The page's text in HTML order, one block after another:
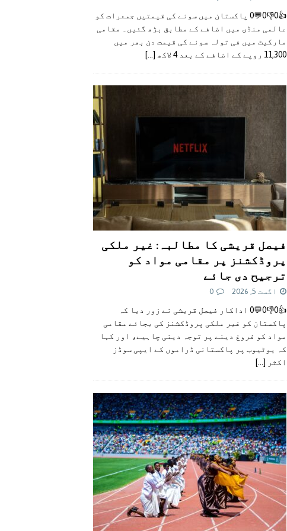
👍0👎0💬0 پاکستان میں سونے کی قیمتیں جمعرات کو
عالمی منڈی میں اضافے کے مطابق بڑھ گئیں۔ مقامی
مارکیٹ میں فی تولہ سونے کی قیمت دن بھر میں
11,300 روپے کے اضافے کے بعد 4 لاکھ
[...]
فیصل قریشی کا مطالبہ: غیر ملکی
پروڈکشنز پر مقامی مواد کو
ترجیح دی جائے
اگست 5, 2026 0
👍0👎0💬0 اداکار فیصل قریشی نے زور دیا کہ
پاکستان کو غیر ملکی پروڈکشنز کی بجائے مقامی
مواد کو فروغ دینے پر توجہ دینی چاہیے، اور کہا
کہ یوٹیوب پر پاکستانی ڈراموں کے ایپی سوڈز
اکثر
[...]